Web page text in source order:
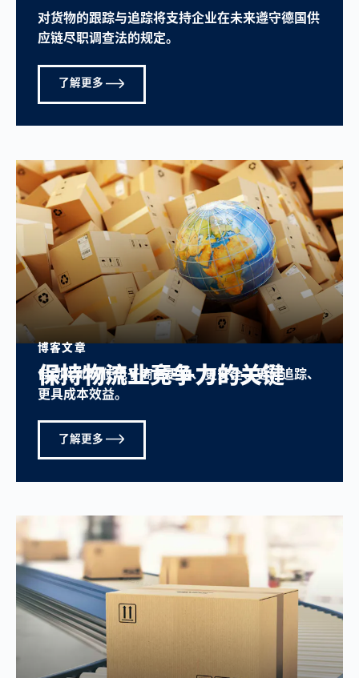
对货物的跟踪与追踪将支持企业在未来遵守德国供
应链尽职调查法的规定。
了解更多
博客文章
保持物流业竞争力的关键
自动化如何使电子商务更快、更安全、更可追踪、
更具成本效益。
了解更多